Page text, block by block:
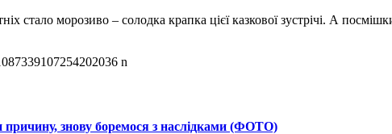
стало морозиво – солодка крапка цієї казкової зустрічі. А
причину, знову боремося з наслідками (ФОТО)